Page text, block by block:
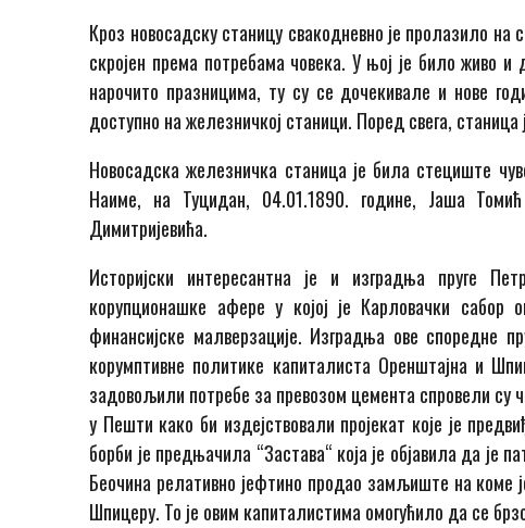
Кроз новосадску станицу свакодневно је пролазило
скројен према потребама човека. У њој је било живо
нарочито празницима, ту су се дочекивале и нове
доступно на железничкој станици. Поред свега,
Новосадска железничка станица је била стециште
Наиме, на Туцидан, 04.01.1890. године, Јаша
Димитријевића.
Историјски интересантна је и изградња пруге
корупционашке афере у којој је Карловачки сабор
финансијске малверзације. Изградња ове споредне
корумптивне политике капиталиста Оренштајна и
задовољили потребе за превозом цемента спровели су
у Пешти како би издејствовали пројекат које је
борби је предњачила “Застава“ која је објавила да је
Беочина релативно јефтино продао замљиште на коме
Шпицеру. То је овим капиталистима омогућило да се